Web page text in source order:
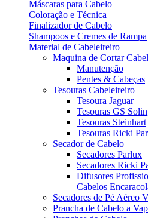
Máscaras para Cabelo
Coloração e Técnica
Finalizador de Cabelo
Shampoos e Cremes de Rampa
Material de Cabeleireiro
Maquina de Cortar
Manutenção
Pentes & Cabeças
Tesouras Cabeleireiro
Tesoura Jaguar
Tesouras GS
Tesouras Steinhart
Tesouras Ricki
Secador de Cabelo
Secadores Parlux
Secadores Ricki
Difusores
Cabelos
Secadores de Pé Aéreo
Prancha de Cabelo a